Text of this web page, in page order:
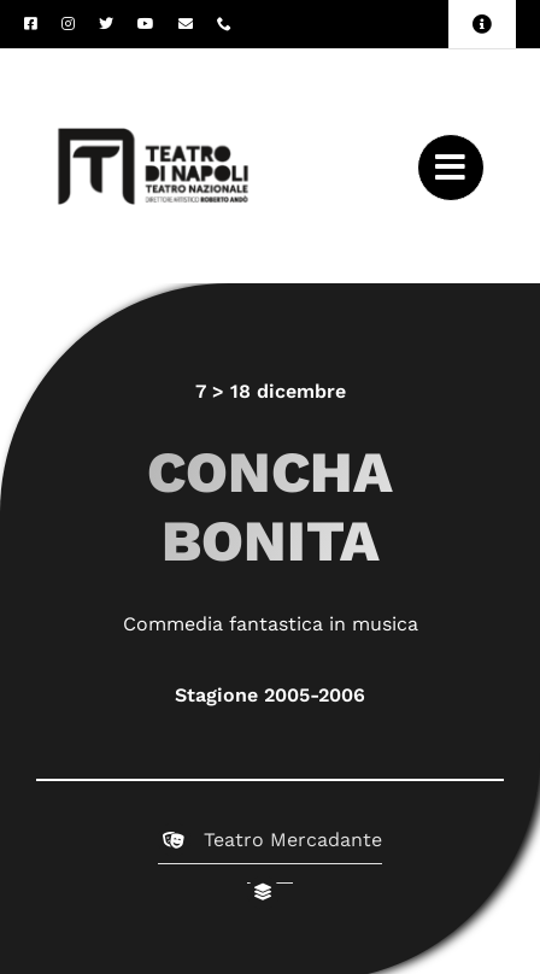
Salta
al
Toggle
7 > 18 dicembre
CONCHA
BONITA
Commedia fantastica in musica
Stagione 2005-2006
Teatro Mercadante